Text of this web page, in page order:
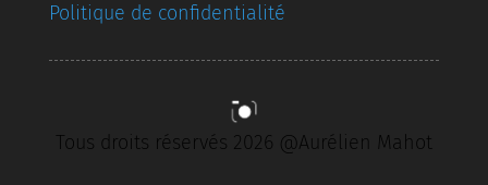
Politique de confidentialité
Tous droits réservés 2026 @Aurélien Mahot